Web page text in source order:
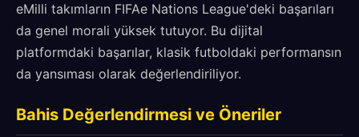
eMilli takımların FIFAe Nations League'deki başarıları
da genel morali yüksek tutuyor. Bu dijital
platformdaki başarılar, klasik futboldaki performansın
da yansıması olarak değerlendiriliyor.
Bahis Değerlendirmesi ve Öneriler